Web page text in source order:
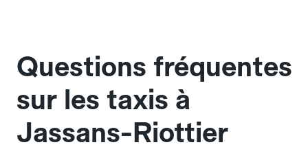
Questions fréquentes
sur les taxis à
Jassans-Riottier